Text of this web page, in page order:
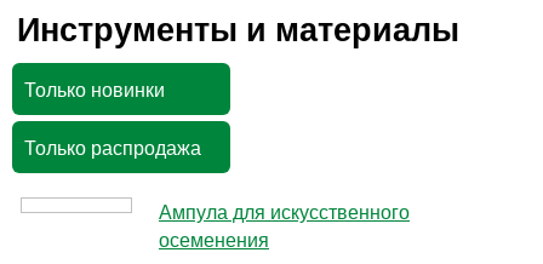
Инструменты и материалы
Только новинки
Только распродажа
Ампула для искусственного
осеменения